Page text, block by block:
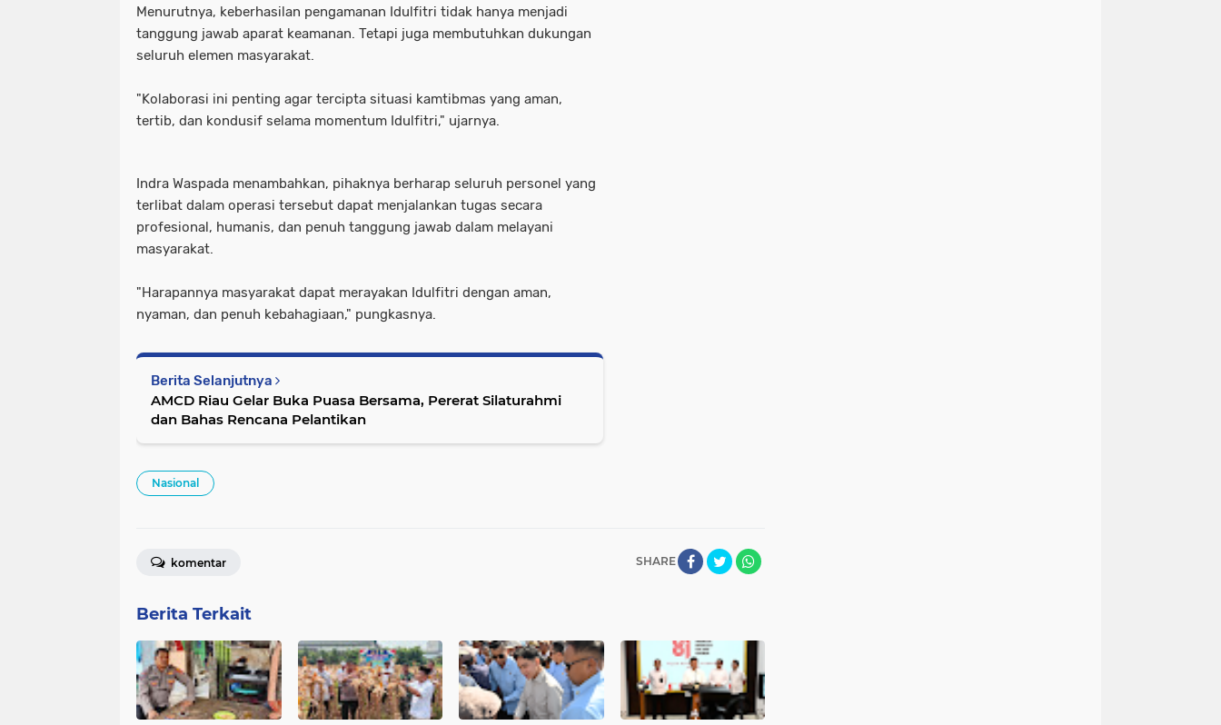
Menurutnya, keberhasilan pengamanan Idulfitri tidak hanya menjadi
tanggung jawab aparat keamanan. Tetapi juga membutuhkan dukungan
seluruh elemen masyarakat.
"Kolaborasi ini penting agar tercipta situasi kamtibmas yang aman,
tertib, dan kondusif selama momentum Idulfitri," ujarnya.
Indra Waspada menambahkan, pihaknya berharap seluruh personel yang
terlibat dalam operasi tersebut dapat menjalankan tugas secara
profesional, humanis, dan penuh tanggung jawab dalam melayani
masyarakat.
"Harapannya masyarakat dapat merayakan Idulfitri dengan aman,
nyaman, dan penuh kebahagiaan," pungkasnya.
Berita Selanjutnya
AMCD Riau Gelar Buka Puasa Bersama, Pererat Silaturahmi
dan Bahas Rencana Pelantikan
Nasional
SHARE
komentar
Berita Terkait